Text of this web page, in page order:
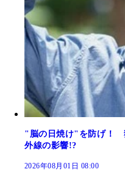
"脳の日焼け"を防げ！
外線の影響!?
2026年08月01日 08:00